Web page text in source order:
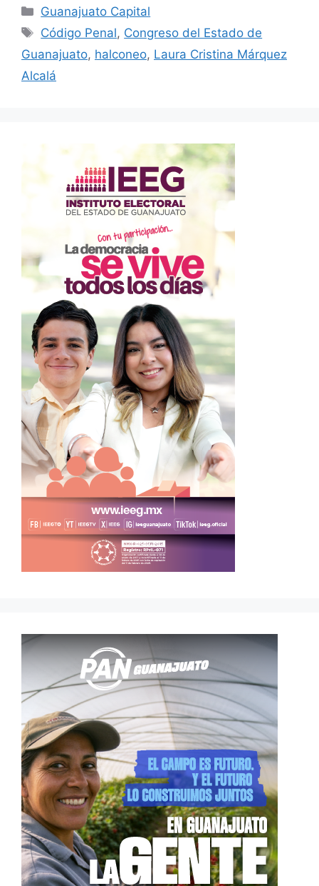
Categorías
Guanajuato Capital
Etiquetas
Código Penal, Congreso del Estado de
Guanajuato, halconeo, Laura Cristina Márquez
Alcalá